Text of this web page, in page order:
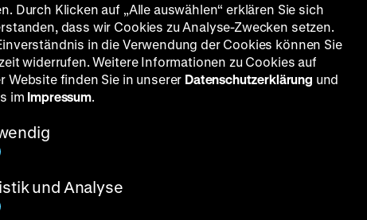
Josef Moosholzer, Rosl Mayer,
Durch Klicken auf „Alle auswählen“ erklären Sie sich
dass wir Cookies zu Analyse-Zwecken setzen.
in die Verwendung der Cookies können Sie
widerrufen. Weitere Informationen zu Cookies auf
Website finden Sie in unserer Datenschutzerklärung und
im Impressum.
und Analyse